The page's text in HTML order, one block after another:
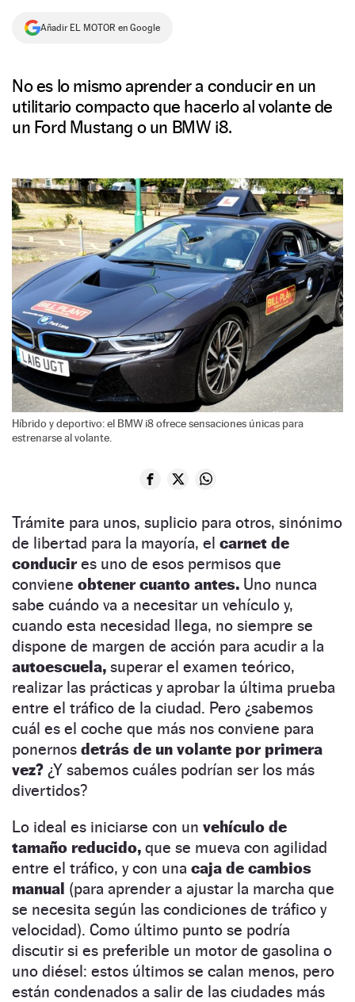
NEWSLETTER
Añadir EL MOTOR en Google
No es lo mismo aprender a conducir en un
utilitario compacto que hacerlo al volante de
un Ford Mustang o un BMW i8.
Híbrido y deportivo: el BMW i8 ofrece sensaciones únicas para
estrenarse al volante.
Trámite para unos, suplicio para otros, sinónimo
de libertad para la mayoría, el carnet de
conducires uno de esos permisos que
conviene obtener cuanto antes. Uno nunca
sabe cuándo va a necesitar un vehículo y,
cuando esta necesidad llega, no siempre se
dispone de margen de acción para acudir a la
autoescuela, superar el examen teórico,
realizar las prácticas y aprobar la última prueba
entre el tráfico de la ciudad. Pero ¿sabemos
cuál es el coche que más nos conviene para
ponernos detrás de un volante por primera
vez? ¿Y sabemos cuáles podrían ser los más
divertidos?
Lo ideal es iniciarse con un vehículo de
tamaño reducido, que se mueva con agilidad
entre el tráfico, y con una caja de cambios
manual (para aprender a ajustar la marcha que
se necesita según las condiciones de tráfico y
velocidad). Como último punto se podría
discutir si es preferible un motor de gasolina o
uno diésel: estos últimos se calan menos, pero
están condenados a salir de las ciudades más